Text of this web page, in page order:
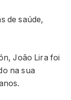
de saúde,
João Lira foi
na sua